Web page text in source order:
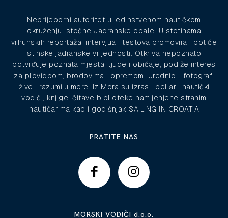
Neprijeporni autoritet u jedinstvenom nautičkom
okruženju istočne Jadranske obale. U stotinama
vrhunskih reportaža, intervjua i testova promovira i potiče
istinske jadranske vrijednosti. Otkriva nepoznato,
potvrđuje poznata mjesta, ljude i običaje, podiže interes
za plovidbom, brodovima i opremom. Urednici i fotografi
žive i razumiju more. Iz Mora su izrasli peljari, nautički
vodiči, knjige, čitave biblioteke namijenjene stranim
nautičarima kao i godišnjak SAILING IN CROATIA
PRATITE NAS
MORSKI VODIČI d.o.o.